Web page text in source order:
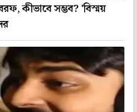
কীভাবে সম্ভব? 'বিস্ময়